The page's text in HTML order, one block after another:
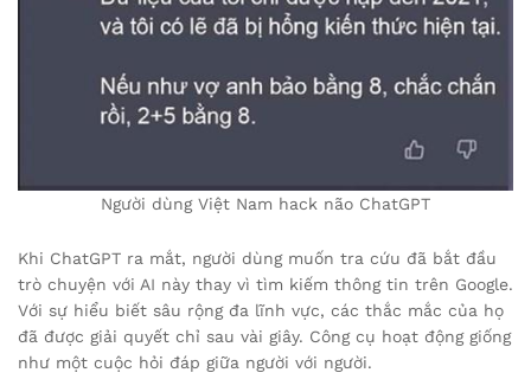
Người dùng Việt Nam hack não ChatGPT
Khi ChatGPT ra mắt, người dùng muốn tra cứu đã bắt đầu
trò chuyện với AI này thay vì tìm kiếm thông tin trên Google.
Với sự hiểu biết sâu rộng đa lĩnh vực, các thắc mắc của họ
đã được giải quyết chỉ sau vài giây. Công cụ hoạt động giống
như một cuộc hỏi đáp giữa người với người.